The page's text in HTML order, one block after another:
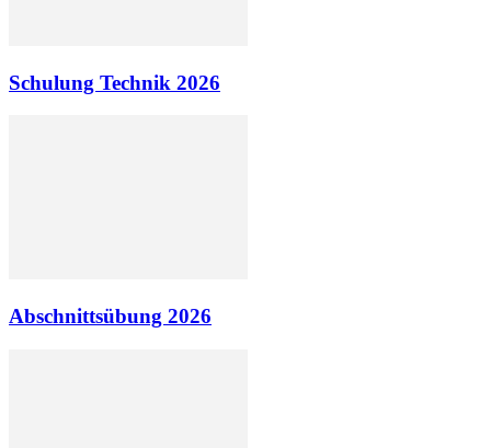
Schulung Technik 2026
Abschnittsübung 2026